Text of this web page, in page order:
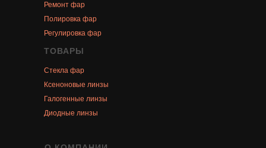
Ремонт фар
Полировка фар
Регулировка фар
ТОВАРЫ
Стекла фар
Ксеноновые линзы
Галогенные линзы
Диодные линзы